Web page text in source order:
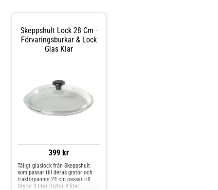
Skeppshult Lock 28 Cm -
Förvaringsburkar & Lock
Glas Klar
399 kr
Tåligt glaslock från Skeppshult
som passar till deras grytor och
traktörpannor.24 cm passar till
Grytor 3 liter Grytor 4 liter